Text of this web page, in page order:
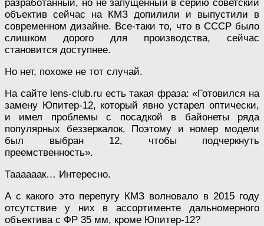
разработанный, но не запущенный в серию советский
объектив сейчас на КМЗ допилили и выпустили в
современном дизайне. Все-таки то, что в СССР было
слишком дорого для производства, сейчас
становится доступнее.
Но нет, похоже не тот случай.
На сайте lens-club.ru есть такая фраза: «Готовился на
замену Юпитер-12, который явно устарел оптически,
и имел проблемы с посадкой в байонеты ряда
популярных беззеркалок. Поэтому и номер модели
был выбран 12, чтобы подчеркнуть
преемственность».
Таааааак… Интересно.
А с какого это перепугу КМЗ волновало в 2015 году
отсутствие у них в ассортименте дальномерного
объектива с ФР 35 мм, кроме Юпитер-12?